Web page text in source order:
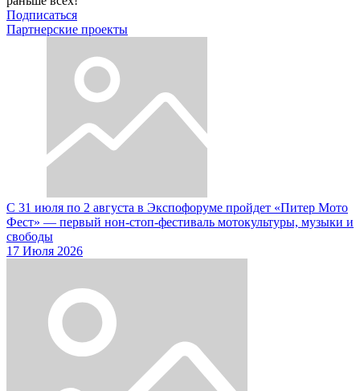
Подписаться
Партнерские проекты
С 31 июля по 2 августа в Экспофоруме пройдет «Питер Мото
Фест» — первый нон-стоп-фестиваль мотокультуры, музыки и
свободы
17 Июля 2026